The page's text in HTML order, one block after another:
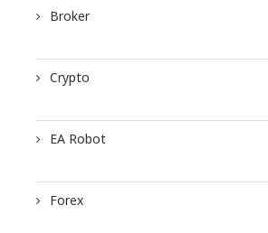
Broker
Crypto
EA Robot
Forex